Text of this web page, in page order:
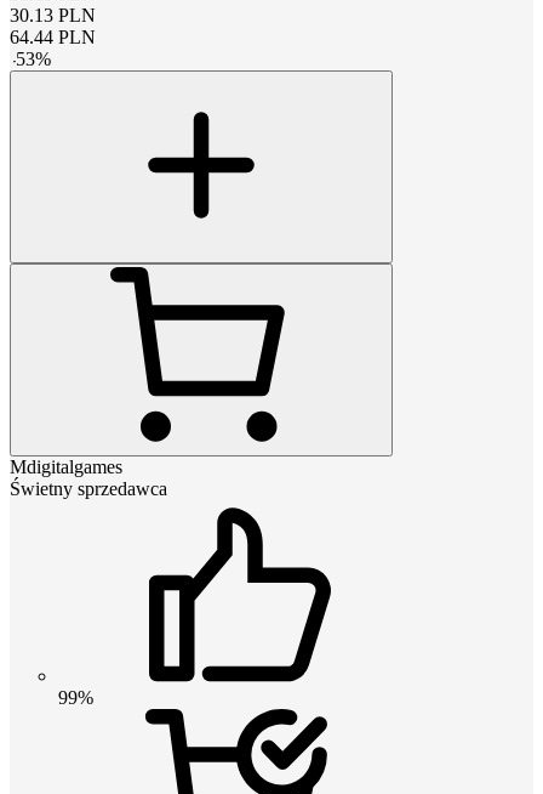
30.13 PLN
64.44 PLN
-53%
Mdigitalgames
Świetny sprzedawca
99%